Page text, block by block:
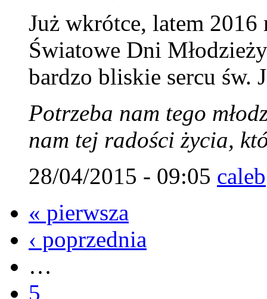
Już wkrótce, latem
Światowe Dni
bardzo bliskie sercu św.
Potrzeba nam tego
nam tej radości życia,
28/04/2015 - 09:05 caleb
« pierwsza
‹ poprzednia
…
5